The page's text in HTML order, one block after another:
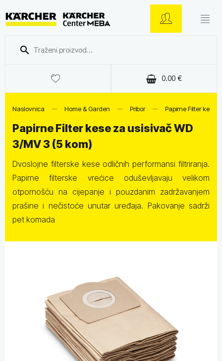
€
0.00
Naslovnica Home & Garden Pribor Papirne Filter kese
Papirne Filter kese za usisivač WD
3/MV 3 (5 kom)
Dvoslojne filterske kese odličnih performansi filtriranja.
Papirne filterske vrećice oduševljavaju velikom
otpornošću na cijepanje i pouzdanim zadržavanjem
prašine i nečistoće unutar uređaja. Pakovanje sadrži
pet komada